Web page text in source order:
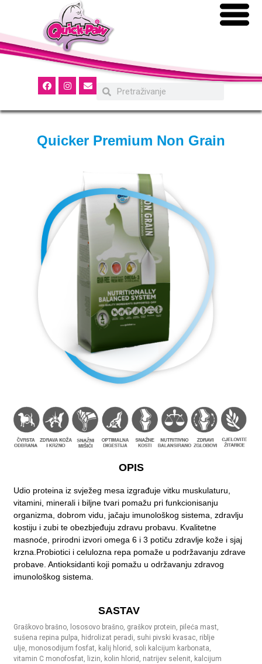
Quicker Premium Non Grain
OPIS
Udio proteina iz svježeg mesa izgrađuje vitku muskulaturu,
vitamini, minerali i biljne tvari pomažu pri funkcionisanju
organizma, dobrom vidu, jačaju imunološkog sistema, zdravlju
kostiju i zubi te obezbjeđuju zdravu probavu. Kvalitetne
masnoće, prirodni izvori omega 6 i 3 potiču zdravlje kože i sjaj
krzna.Probiotici i celulozna repa pomaže u podržavanju zdrave
probave. Antioksidanti koji pomažu u održavanju zdravog
imunološkog sistema.
SASTAV
Graškovo brašno, lososovo brašno, graškov protein, pileća mast,
sušena repina pulpa, hidrolizat peradi, suhi pivski kvasac, riblje
ulje, monosodijum fosfat, kalij hlorid, soli kalcijum karbonata,
vitamin C monofosfat, lizin, kolin hlorid, natrijev selenit, kalcijum